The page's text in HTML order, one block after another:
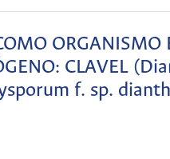
ORGANISMO
CLAVEL
f. sp.